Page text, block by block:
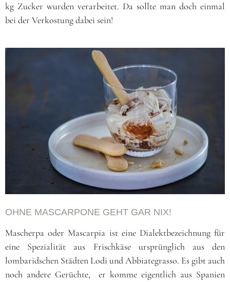
kg Zucker wurden verarbeitet. Da sollte man doch einmal
bei der Verkostung dabei sein!
OHNE MASCARPONE GEHT GAR NIX!
Mascherpa oder Mascarpia ist eine Dialektbezeichnung für
eine Spezialität aus Frischkäse ursprünglich aus den
lombaridschen Städten Lodi und Abbiategrasso. Es gibt auch
noch andere Gerüchte, er komme eigentlich aus Spanien